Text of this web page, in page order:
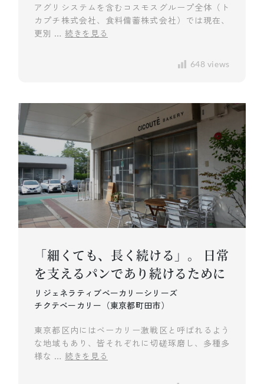
アグリシステムを含むコスモスグループ全体（ト
カプチ株式会社、食料備蓄株式会社）では現在、
更別 …続きを見る
648 views
「細くても、長く続ける」。 日常
を支えるパンであり続けるために
リジェネラティブベーカリーシリーズ
チクテベーカリー（東京都町田市）
東京都区内にはベーカリー激戦区と呼ばれるよう
な地域もあり、皆それぞれに切磋琢磨し、多種多
様な …続きを見る